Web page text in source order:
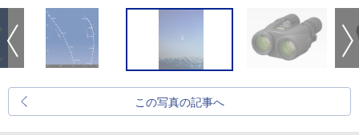
この写真の記事へ